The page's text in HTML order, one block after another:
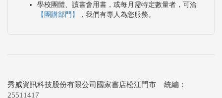
學校團體、讀書會用書，或每月需特定數量者，可洽
【團購部門】
，我們有專人為您服務。
秀威資訊科技股份有限公司國家書店松江門市 統編：
25511417